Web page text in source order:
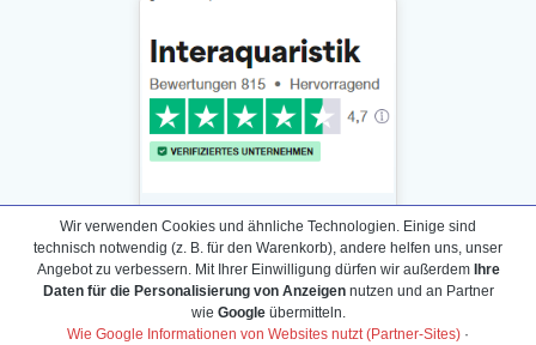
Daten­schutz­erklärung
Widerrufs­recht /Widerrufs­formular
Wir verwenden Cookies und ähnliche Technologien. Einige sind
technisch notwendig (z. B. für den Warenkorb), andere helfen uns, unser
Angebot zu verbessern. Mit Ihrer Einwilligung dürfen wir außerdem Ihre
Daten für die Personalisierung von Anzeigennutzen und an Partner
wie Googleübermitteln.
Wie Google Informationen von Websites nutzt (Partner-Sites) ·